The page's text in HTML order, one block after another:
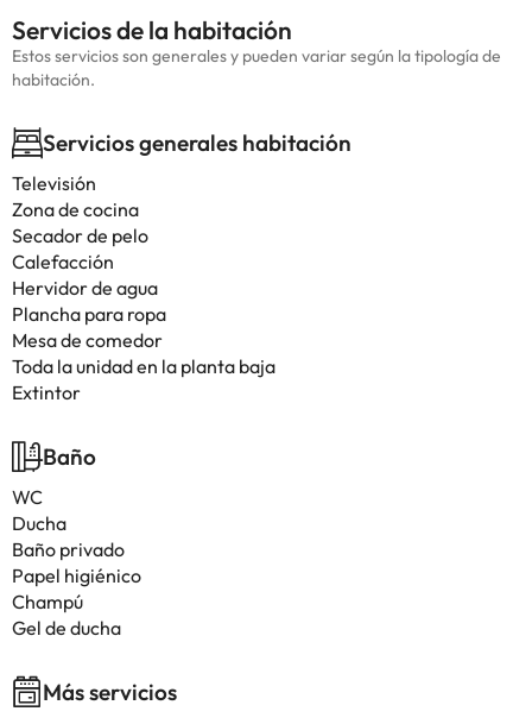
Servicios de la habitación
Estos servicios son generales y pueden variar según la tipología de
habitación.
Servicios generales habitación
Televisión
Zona de cocina
Secador de pelo
Calefacción
Hervidor de agua
Plancha para ropa
Mesa de comedor
Toda la unidad en la planta baja
Extintor
Baño
WC
Ducha
Baño privado
Papel higiénico
Champú
Gel de ducha
Más servicios